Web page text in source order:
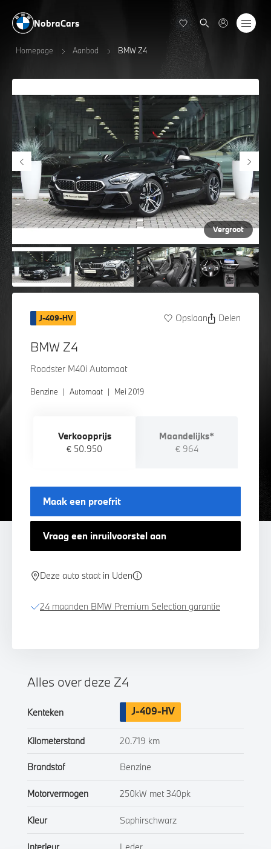
NobraCars
Homepage Aanbod BMW Z4
Vergroot
J-409-HV Opslaan Delen
BMW Z4
Roadster M40i Automaat
Benzine | Automaat | Mei 2019
Verkoopprijs
€ 50.950
Maandelijks*
€ 964
Maak een proefrit
Vraag een inruilvoorstel aan
Deze auto staat in Uden
24 maanden BMW Premium Selection garantie
Alles over deze Z4
Kenteken J-409-HV
Kilometerstand 20.719 km
Brandstof Benzine
Motorvermogen 250kW met 340pk
Kleur Saphirschwarz